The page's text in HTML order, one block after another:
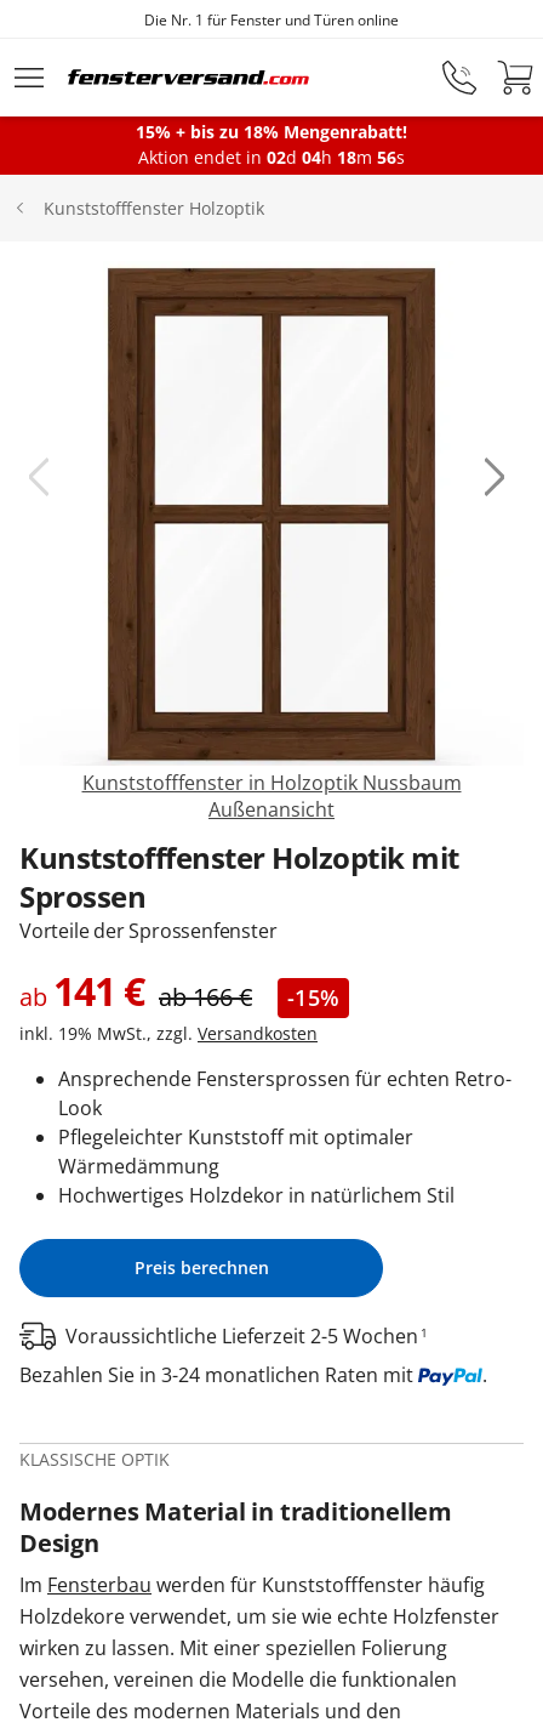
Zum Hauptinhalt springen
Die Nr. 1 für Fenster und Türen online
Montageservice
Terrassentüren
Haustüren
Garagentore
Anmelden / Registrieren
Kontakt / Hilfe
15% + bis zu 18% Mengenrabatt!
Aktion endet in 02d 04h 18m 56s
Kunststofffenster Holzoptik
Kunststofffenster in Holzoptik Nussbaum
Außenansicht
Kunststofffenster Holzoptik mit
Sprossen
Vorteile der Sprossenfenster
ab 141 € ab166€ -15%
inkl. 19% MwSt., zzgl. Versandkosten
Ansprechende Fenstersprossen für echten Retro-
Look
Pflegeleichter Kunststoff mit optimaler
Wärmedämmung
Hochwertiges Holzdekor in natürlichem Stil
Preis berechnen
Voraussichtliche Lieferzeit 2-5 Wochen 1
Bezahlen Sie in 3-24 monatlichen Raten mit .
KLASSISCHE OPTIK
Modernes Material in traditionellem
Design
Im Fensterbau werden für Kunststofffenster häufig
Holzdekore verwendet, um sie wie echte Holzfenster
wirken zu lassen. Mit einer speziellen Folierung
versehen, vereinen die Modelle die funktionalen
Vorteile des modernen Materials und den